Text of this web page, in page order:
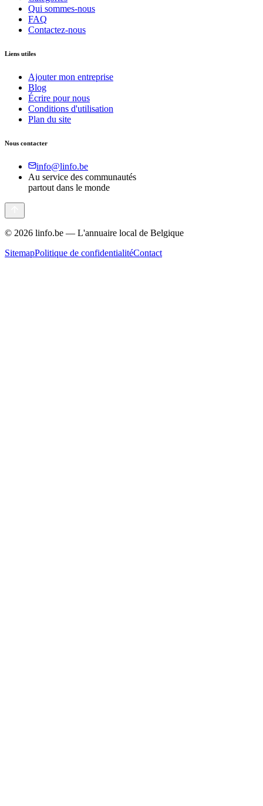
Qui sommes-nous
FAQ
Contactez-nous
Liens utiles
Ajouter mon entreprise
Blog
Écrire pour nous
Conditions d'utilisation
Plan du site
Nous contacter
info@linfo.be
Au service des communautés
partout dans le monde
© 2026 linfo.be — L'annuaire local de Belgique
SitemapPolitique de confidentialitéContact